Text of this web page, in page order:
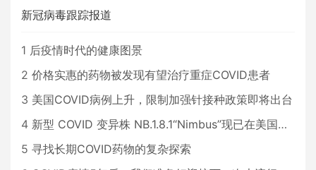
新冠病毒跟踪报道
1 后疫情时代的健康图景
2 价格实惠的药物被发现有望治疗重症COVID患者
3 美国COVID病例上升，限制加强针接种政策即将出台
4 新型 COVID 变异株 NB.1.8.1“Nimbus”现已在美国占据主导地位
5 寻找长期COVID药物的复杂探索